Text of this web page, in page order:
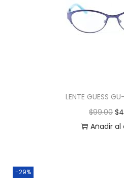
LENTE GUESS
$99.00 $
Añadir al
-29%